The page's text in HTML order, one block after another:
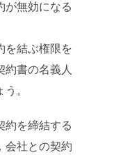
が無効になる
を結ぶ権限を
約書の名義人
。
約を締結する
会社との契約